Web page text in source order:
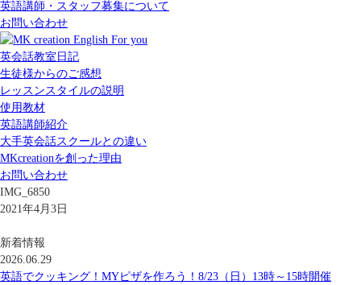
英語講師・スタッフ募集について
お問い合わせ
英会話教室日記
生徒様からのご感想
レッスンスタイルの説明
使用教材
英語講師紹介
大手英会話スクールとの違い
MKcreationを創った理由
お問い合わせ
IMG_6850
2021年4月3日
新着情報
2026.06.29
英語でクッキング！MYピザを作ろう！8/23（日）13時～15時開催